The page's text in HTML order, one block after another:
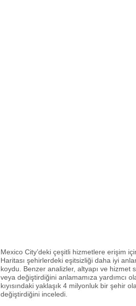
Mexico City’deki çeşitli hizmetlere erişim
Haritası şehirlerdeki eşitsizliği daha iyi
koydu. Benzer analizler, altyapı ve hizmet
veya değiştirdiğini anlamamıza yardımcı
kıyısındaki yaklaşık 4 milyonluk bir şehir
değiştirdiğini inceledi.